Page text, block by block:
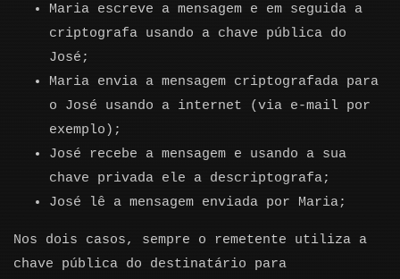
Maria escreve a mensagem e em seguida a
criptografa usando a chave pública do
José;
Maria envia a mensagem criptografada para
o José usando a internet (via e-mail por
exemplo);
José recebe a mensagem e usando a sua
chave privada ele a descriptografa;
José lê a mensagem enviada por Maria;
Nos dois casos, sempre o remetente utiliza a
chave pública do destinatário para